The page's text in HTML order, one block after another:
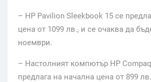
– HP Pavilion Sleekbook 15 се
цена от 1099 лв., и се очаква да
ноември.
– Настолният компютър HP
предлага на начална цена от 899